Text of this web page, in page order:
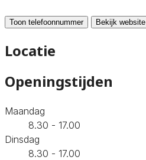
Toon telefoonnummer Bekijk website
Locatie
Openingstijden
Maandag
8.30 - 17.00
Dinsdag
8.30 - 17.00